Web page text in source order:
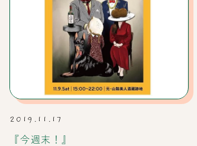
2019.11.17
『今週末！』